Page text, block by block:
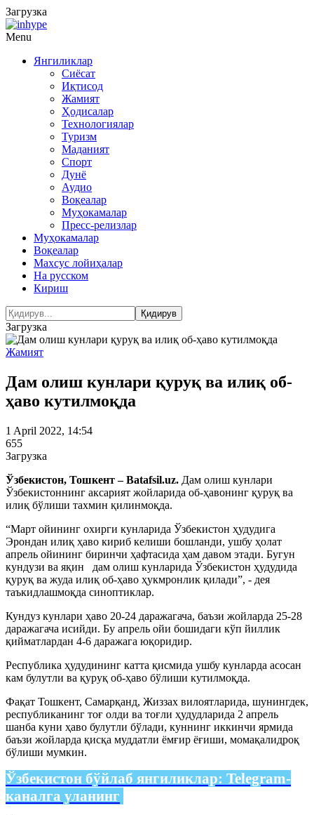
Загрузка
Menu
Янгиликлар
Сиёсат
Иқтисод
Жамият
Ҳодисалар
Технологиялар
Туризм
Маданият
Спорт
Дунё
Аудио
Воқеалар
Муҳокамалар
Пресс-релизлар
Муҳокамалар
Воқеалар
Махсус лойиҳалар
На русском
Кириш
Загрузка
Жамият
Дам олиш кунлари қуруқ ва илиқ об-
ҳаво кутилмоқда
1 April 2022, 14:54
655
Загрузка
Ўзбекистон, Тошкент – Batafsil.uz. Дам олиш кунлари
Ўзбекистоннинг аксарият жойларида об-ҳавонинг қуруқ ва
илиқ бўлиши тахмин қилинмоқда.
“Март ойининг охирги кунларида Ўзбекистон ҳудудига
Эрондан илиқ ҳаво кириб келиши бошланди, ушбу ҳолат
апрель ойининг биринчи ҳафтасида ҳам давом этади. Бугун
кундузи ва яқин дам олиш кунларида Ўзбекистон ҳудудида
қуруқ ва жуда илиқ об-ҳаво ҳукмронлик қилади”, - дея
таъкидлашмоқда синоптиклар.
Кундуз кунлари ҳаво 20-24 даражагача, баъзи жойларда 25-28
даражагача исийди. Бу апрель ойи бошидаги кўп йиллик
қийматлардан 4-6 даражага юқоридир.
Республика ҳудудининг катта қисмида ушбу кунларда асосан
кам булутли ва қуруқ об-ҳаво бўлиши кутилмоқда.
Фақат Тошкент, Самарқанд, Жиззах вилоятларида, шунингдек,
республиканинг тоғ олди ва тоғли ҳудудларида 2 апрель
шанба куни ҳаво булутли бўлади, куннинг иккинчи ярмида
баъзи жойларда қисқа муддатли ёмғир ёғиши, момақалидроқ
бўлиши мумкин.
Ўзбекистон бўйлаб янгиликлар: Telegram-
каналга уланинг